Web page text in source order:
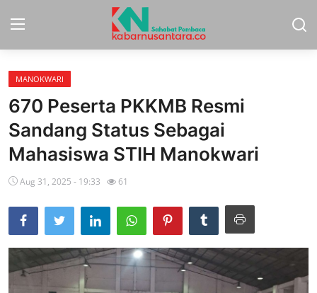
Home
Sport
Nasional
More
Daerah
Politik
Hukum
MANOKWARI
670 Peserta PKKMB Resmi
Sandang Status Sebagai
Mahasiswa STIH Manokwari
Aug 31, 2025 - 19:33 61